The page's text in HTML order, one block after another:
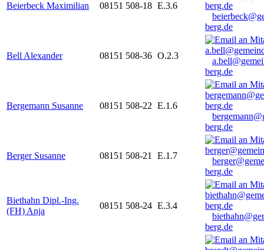
Beierbeck Maximilian 08151 508-18 E.3.6
berg.de
Bell Alexander 08151 508-36 O.2.3
berg.de
Bergemann Susanne 08151 508-22 E.1.6
berg.de
Berger Susanne 08151 508-21 E.1.7
berg.de
Biethahn Dipl.-Ing.
(FH) Anja
08151 508-24 E.3.4
berg.de